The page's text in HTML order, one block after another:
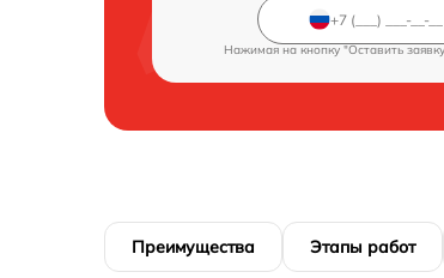
Нажимая на кнопку "Оставить
Преимущества Этапы работ